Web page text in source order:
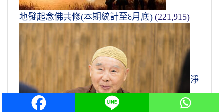
地發起念佛共修(本期統計至8月底) (221,915)
淨